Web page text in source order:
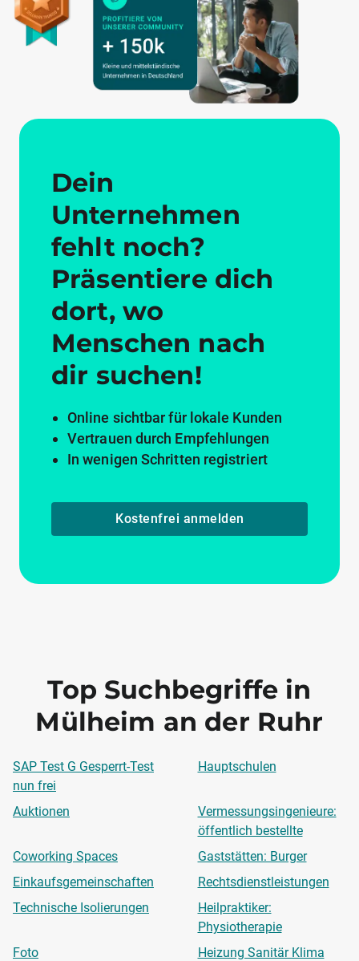
Dein
Unternehmen
fehlt noch?
Präsentiere dich
dort, wo
Menschen nach
dir suchen!
Online sichtbar für lokale Kunden
Vertrauen durch Empfehlungen
In wenigen Schritten registriert
Kostenfrei anmelden
Top Suchbegriffe in
Mülheim an der Ruhr
SAP Test G Gesperrt-Test
nun frei
Hauptschulen
Auktionen
Vermessungsingenieure:
öffentlich bestellte
Coworking Spaces
Gaststätten: Burger
Einkaufsgemeinschaften
Rechtsdienstleistungen
Technische Isolierungen
Heilpraktiker:
Physiotherapie
Foto
Heizung Sanitär Klima